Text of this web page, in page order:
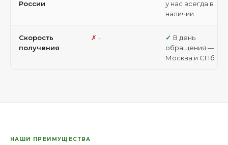
России
у нас всегда в
наличии
Скорость
получения
-
В день
обращения —
Москва и СПб
НАШИ ПРЕИМУЩЕСТВА